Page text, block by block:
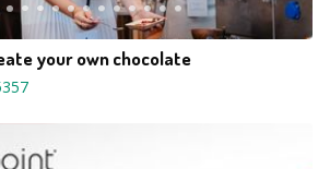
your own chocolate